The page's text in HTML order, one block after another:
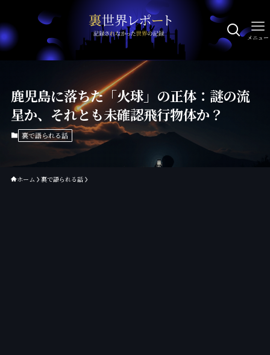
メニュー
鹿児島に落ちた「火球」の正体：謎の流
星か、それとも未確認飛行物体か？
裏で語られる話
ホーム 裏で語られる話